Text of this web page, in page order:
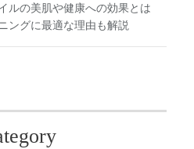
ルの美肌や健康への効果とは
ングに最適な理由も解説